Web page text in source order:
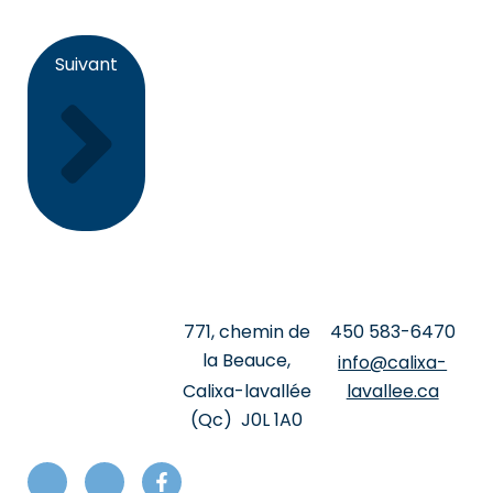
Suivant
Suivant
771, chemin de
la Beauce,
Calixa-lavallée
(Qc) J0L 1A0
‍450 ‍583-6470
info@calixa-
lavallee.ca
I I F